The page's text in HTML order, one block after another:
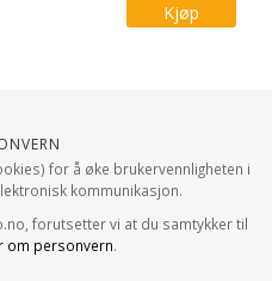
Kjøp
for å øke brukervennligheten i
kommunikasjon.
forutsetter vi at du samtykker til
om personvern.